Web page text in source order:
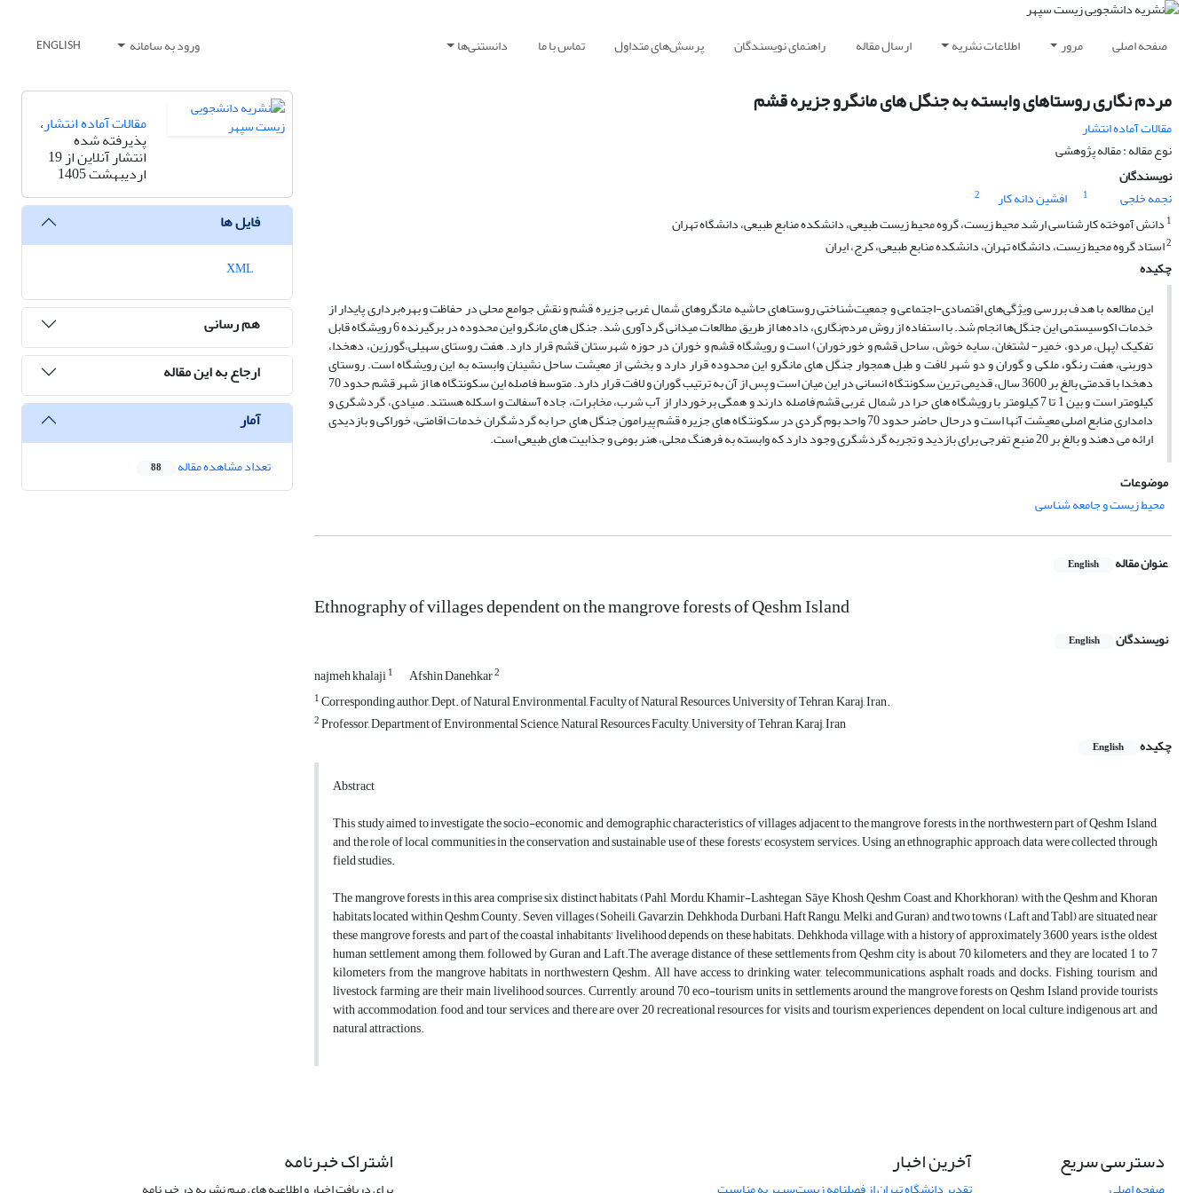
صفحه اصلی مرور اطلاعات نشریه ارسال مقاله راهنمای نویسندگان پرسش‌های متداول تماس با ما دانستنی‌ها ورود به سامانه ENGLISH
مردم نگاری روستاهای وابسته به جنگل های مانگرو جزیره قشم
مقالات آماده انتشار
نوع مقاله : مقاله پژوهشی
نویسندگان
نجمه خلجی
1 افشین دانه کار
2
1 دانش آموخته کارشناسی ارشد محیط زیست، گروه محیط زیست طبیعی، دانشکده منابع طبیعی، دانشگاه تهران
2استاد گروه محیط زیست، دانشگاه تهران، دانشکده منابع طبیعی، کرج، ایران
چکیده
این مطالعه با هدف بررسی ویژگی‌های اقتصادی-اجتماعی و جمعیت‌شناختی روستاهای حاشیه مانگروهای شمال غربی جزیره قشم و نقش جوامع محلی در حفاظت و بهره‌برداری پایدار از
خدمات اکوسیستمی این جنگل‌ها انجام شد. با استفاده از روش مردم‌نگاری، داده‌ها از طریق مطالعات میدانی گردآوری شد. جنگل های مانگرو این محدوده در برگیرنده 6 رویشگاه قابل
‏تفکیک (پهل، مردو، خمیر- لشتغان، سایه خوش، ساحل قشم و خورخوران) است و رویشگاه قشم و خوران در حوزه شهرستان قشم قرار دارد. هفت روستای سهیلی،گورزین، دهخدا،
دوربنی، هفت رنگو، ملکی و گوران و دو شهر لافت و طبل همجوار جنگل های مانگرو این محدوده قرار دارد و بخشی از معیشت ساحل نشینان وابسته به این رویشگاه است. روستای
دهخدا با قدمتی بالغ بر 3600 سال، قدیمی ترین سکونتگاه انسانی در این میان است و پس از آن به ترتیب گوران و لافت قرار دارد. متوسط فاصله این سکونتگاه ها از شهر قشم حدود 70
کیلومتر است و بین 1 تا 7 کیلومتر با رویشگاه های حرا در شمال غربی قشم فاصله دارند و همگی برخوردار از آب شرب، مخابرات، جاده آسفالت و اسکله هستند. صیادی، گردشگری و
دامداری منابع اصلی معیشت آنها است و درحال حاضر حدود 70 واحد بوم گردی در سکونتگاه های جزیره قشم پیرامون جنگل های حرا به گردشگران خدمات اقامتی، خوراکی و بازدیدی
ارائه می دهند و بالغ بر 20 منبع تفرجی برای بازدید و تجربه گردشگری وجود دارد که وابسته به فرهنگ محلی، هنر بومی و جذابیت های طبیعی است.
موضوعات
محیط زیست و جامعه شناسی
عنوان مقاله English
Ethnography of villages dependent on the mangrove forests of Qeshm Island
نویسندگان English
najmeh khalaji1 Afshin Danehkar2
1Corresponding author, Dept. of Natural Environmental, Faculty of Natural Resources, University of Tehran, Karaj, Iran.
2Professor, Department of Environmental Science, Natural Resources Faculty, University of Tehran, Karaj, Iran
چکیده
English
Abstract
This study aimed to investigate the socio-economic and demographic characteristics of villages adjacent to the mangrove forests in the northwestern part of Qeshm Island,
and the role of local communities in the conservation and sustainable use of these forests' ecosystem services. Using an ethnographic approach, data were collected through
field studies.
The mangrove forests in this area comprise six distinct habitats (Pahl, Mordu, Khamir-Lashtegan, Sāye Khosh, Qeshm Coast, and Khorkhoran), with the Qeshm and Khoran
habitats located within Qeshm County. Seven villages (Soheili, Gavarzin, Dehkhoda, Durbani, Haft Rangu, Melki, and Guran) and two towns (Laft and Tabl) are situated near
these mangrove forests, and part of the coastal inhabitants' livelihood depends on these habitats. Dehkhoda village, with a history of approximately 3,600 years, is the oldest
human settlement among them, followed by Guran and Laft.The average distance of these settlements from Qeshm city is about 70 kilometers, and they are located 1 to 7
kilometers from the mangrove habitats in northwestern Qeshm. All have access to drinking water, telecommunications, asphalt roads, and docks. Fishing, tourism, and
livestock farming are their main livelihood sources. Currently, around 70 eco-tourism units in settlements around the mangrove forests on Qeshm Island provide tourists
with accommodation, food, and tour services, and there are over 20 recreational resources for visits and tourism experiences, dependent on local culture, indigenous art, and
natural attractions.
مقالات آماده انتشار،
پذیرفته شده
انتشار آنلاین از 19
اردیبهشت 1405
فایل ها
هم رسانی
ارجاع به این مقاله
آمار
تعداد مشاهده مقاله 88
دسترسی سریع آخرین اخبار اشتراک خبرنامه